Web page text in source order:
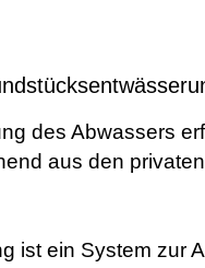
des Abwassers
aus den
ist ein System zur